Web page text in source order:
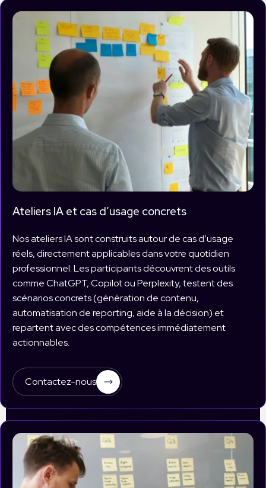
Ateliers IA et cas d’usage concrets
Nos ateliers IA sont construits autour de cas d’usage
réels, directement applicables dans votre quotidien
professionnel. Les participants découvrent des outils
comme ChatGPT, Copilot ou Perplexity, testent des
scénarios concrets (génération de contenu,
automatisation de reporting, aide à la décision) et
repartent avec des compétences immédiatement
actionnables.
Contactez-nous